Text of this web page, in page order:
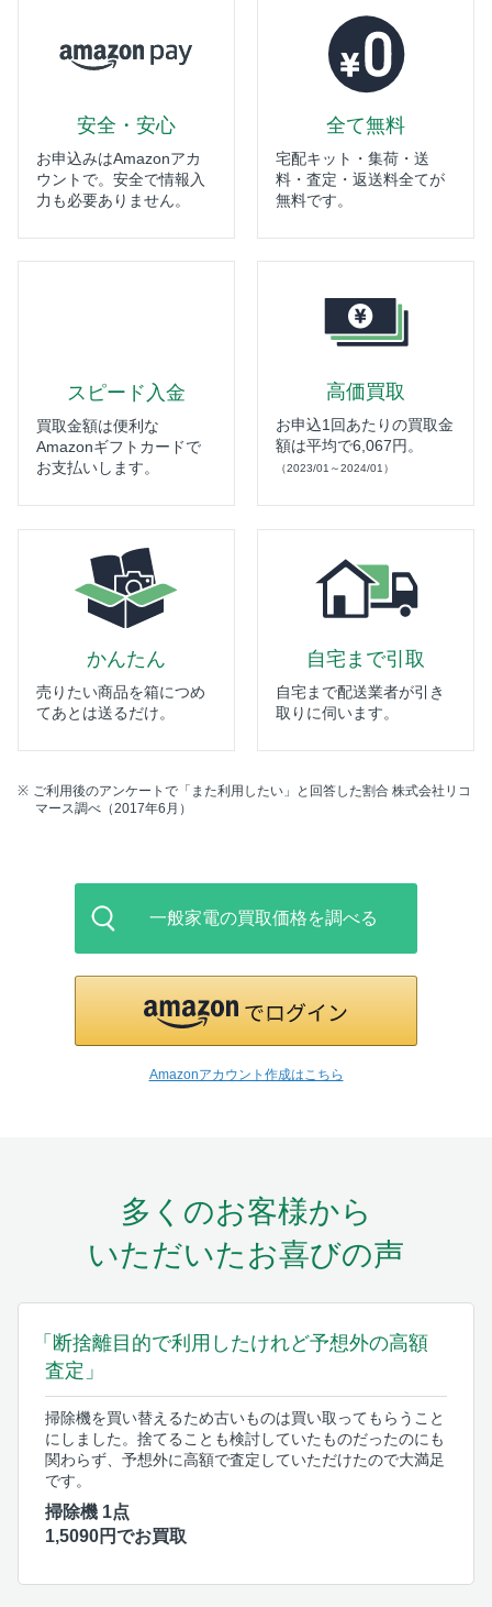
安全・安心
お申込みはAmazonアカ
ウントで。安全で情報入
力も必要ありません。
全て無料
宅配キット・集荷・送
料・査定・返送料全てが
無料です。
スピード入金
買取金額は便利な
Amazonギフトカードで
お支払いします。
高価買取
お申込1回あたりの買取金
額は平均で6,067円。
（2023/01～2024/01）
かんたん
売りたい商品を箱につめ
てあとは送るだけ。
自宅まで引取
自宅まで配送業者が引き
取りに伺います。
ご利用後のアンケートで「また利用したい」と回答した割合 株式会社リコ
マース調べ（2017年6月）
一般家電の買取価格を調べる
Amazonアカウント作成はこちら
多くのお客様から
いただいたお喜びの声
「断捨離目的で利用したけれど予想外の高額
査定」
掃除機を買い替えるため古いものは買い取ってもらうこと
にしました。捨てることも検討していたものだったのにも
関わらず、予想外に高額で査定していただけたので大満足
です。
掃除機 1点
1,5090円でお買取